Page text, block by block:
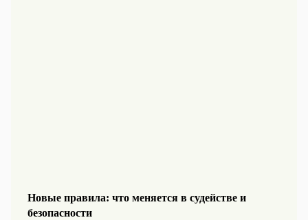
Новые правила: что меняется в судействе и
безопасности